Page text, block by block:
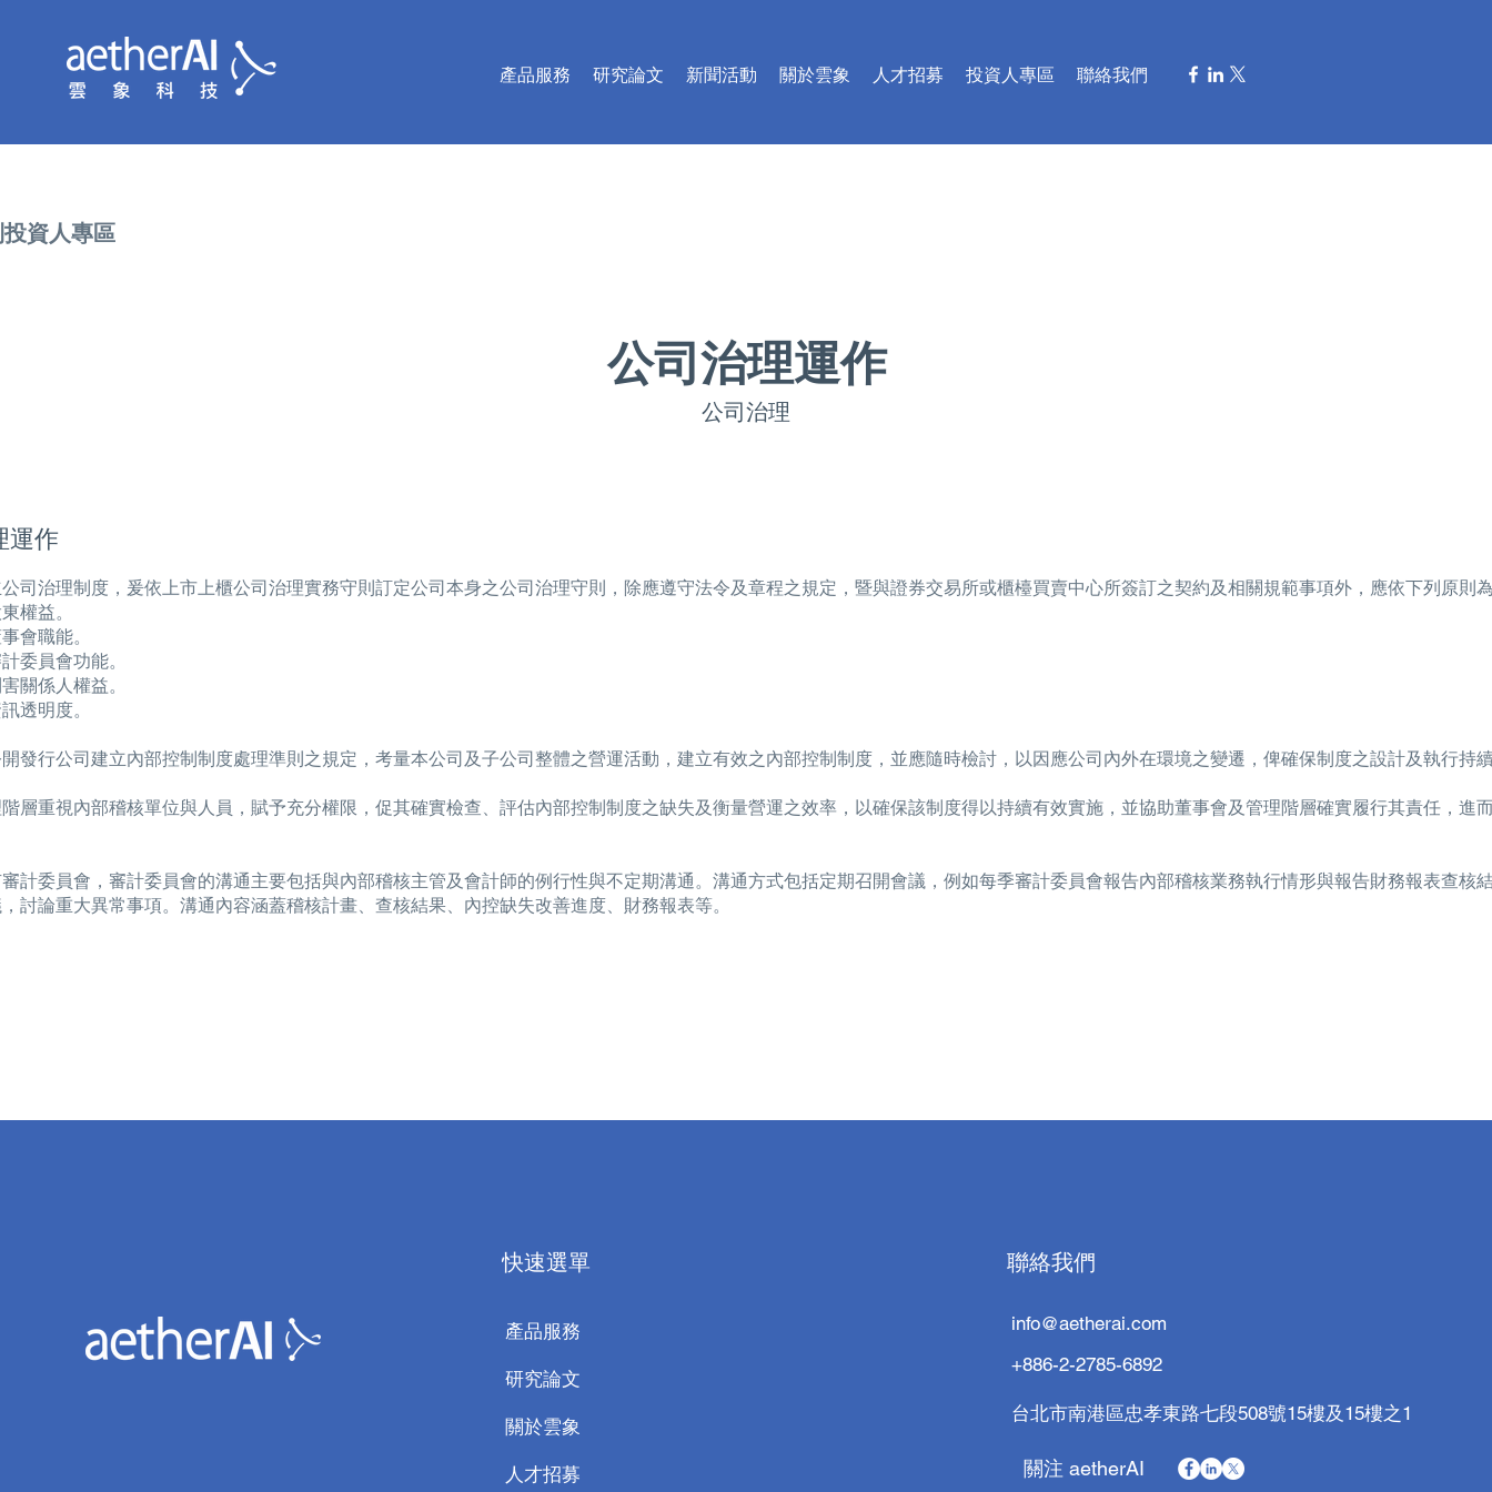
產品服務 研究論文 新聞活動 關於雲象 人才招募 投資人專區 聯絡我們
資人專區
​公司治理運作
公司治理
運作
司治理制度，爰依上市上櫃公司治理實務守則訂定公司本身之公司治理守則，除應遵守法令及章程之規定，暨與證券交易所或櫃檯買賣中心所簽訂之契約及相關規範事項外，應依下列原則
權益。
會職能。
委員會功能。
關係人權益。
透明度。
發行公司建立內部控制制度處理準則之規定，考量本公司及子公司整體之營運活動，建立有效之內部控制制度，並應隨時檢討，以因應公司內外在環境之變遷，俾確保制度之設計及執行持
層重視內部稽核單位與人員，賦予充分權限，促其確實檢查、評估內部控制制度之缺失及衡量營運之效率，以確保該制度得以持續有效實施，並協助董事會及管理階層確實履行其責任，進
計委員會，審計委員會的溝通主要包括與內部稽核主管及會計師的例行性與不定期溝通。溝通方式包括定期召開會議，例如每季審計委員會報告內部稽核業務執行情形與報告財務報表查核
討論重大異常事項。溝通內容涵蓋稽核計畫、查核結果、內控缺失改善進度、財務報表等。
快速選單
產品服務
研究論文
關於雲象
人才招募
聯絡我們
info@aetherai.com
+886-2-2785-6892
台北市南港區忠孝東路七段508號15樓及15樓之1
關注 aetherAI